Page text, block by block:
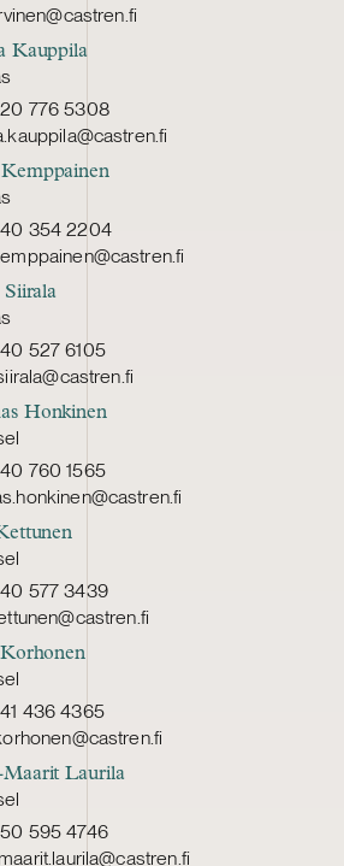
Kauppila
776 5308
354 2204
527 6105
Honkinen
760 1565
577 3439
436 4365
Maarit Laurila
595 4746